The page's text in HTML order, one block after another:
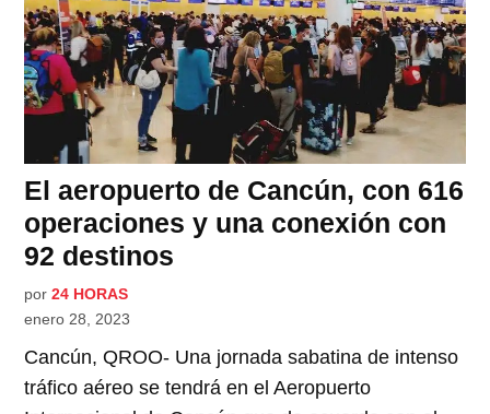
El aeropuerto de Cancún, con 616
operaciones y una conexión con
92 destinos
por 24 HORAS
enero 28, 2023
Cancún, QROO- Una jornada sabatina de intenso
tráfico aéreo se tendrá en el Aeropuerto